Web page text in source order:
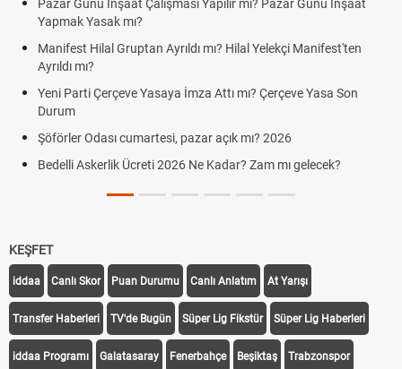
Pazar Günü İnşaat Çalışması Yapılır mı? Pazar Günü İnşaat
Yapmak Yasak mı?
Manifest Hilal Gruptan Ayrıldı mı? Hilal Yelekçi Manifest'ten
Ayrıldı mı?
Yeni Parti Çerçeve Yasaya İmza Attı mı? Çerçeve Yasa Son
Durum
Şöförler Odası cumartesi, pazar açık mı? 2026
Bedelli Askerlik Ücreti 2026 Ne Kadar? Zam mı gelecek?
KEŞFET
iddaa Canlı Skor Puan Durumu Canlı Anlatım At Yarışı
Transfer Haberleri TV'de Bugün Süper Lig Fikstür Süper Lig Haberleri
iddaa Programı Galatasaray Fenerbahçe Beşiktaş Trabzonspor